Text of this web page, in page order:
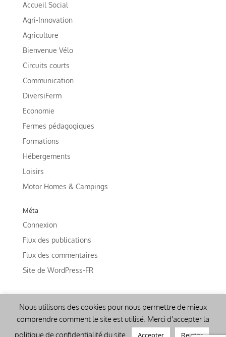
Accueil Social
Agri-Innovation
Agriculture
Bienvenue Vélo
Circuits courts
Communication
DiversiFerm
Economie
Fermes pédagogiques
Formations
Hébergements
Loisirs
Motor Homes & Campings
Méta
Connexion
Flux des publications
Flux des commentaires
Site de WordPress-FR
Nous utilisons des cookies pour nous permettre de mieux
comprendre comment le site est utilisé. Merci d'accepter la
politique de confidentialité du site.
Accepter Rejeter